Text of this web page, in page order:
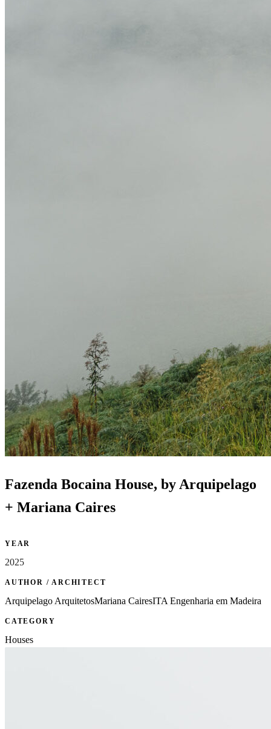
Fazenda Bocaina House, by Arquipelago
+ Mariana Caires
YEAR
2025
AUTHOR / ARCHITECT
Arquipelago ArquitetosMariana CairesITA Engenharia em Madeira
CATEGORY
Houses